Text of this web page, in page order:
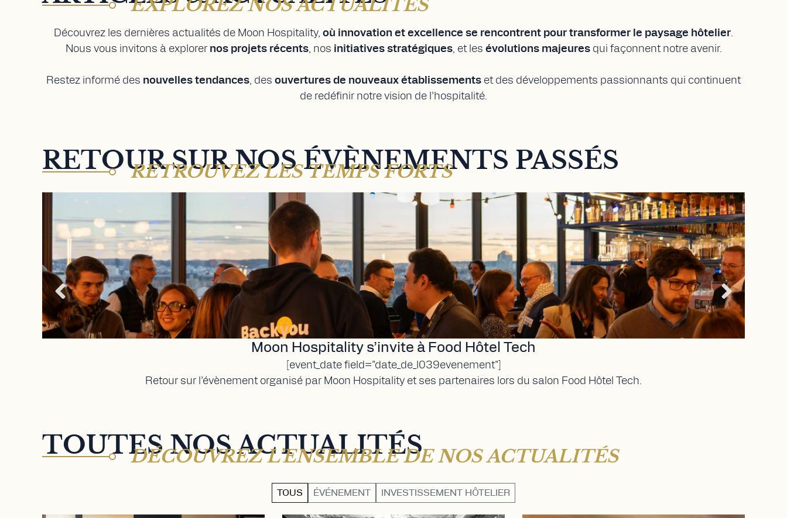
EXPLOREZ NOS ACTUALITÉS
Découvrez les dernières actualités de Moon Hospitality, où innovation et excellence se rencontrent pour transformer le paysage hôtelier.
Nous vous invitons à explorer nos projets récents, nos initiatives stratégiques, et les évolutions majeuresqui façonnent notre avenir.
Restez informé des nouvelles tendances, des ouvertures de nouveaux établissements et des développements passionnants qui continuent
de redéfinir notre vision de l’hospitalité.
RETOUR SUR NOS ÉVÈNEMENTS PASSÉS
RETROUVEZ LES TEMPS FORTS
Moon Hospitality s’invite à Food Hôtel Tech
[event_date field="date_de_l039evenement"]
Retour sur l’évènement organisé par Moon Hospitality et ses partenaires lors du salon Food Hôtel Tech.
TOUTES NOS ACTUALITÉS
DÉCOUVREZ L’ENSEMBLE DE NOS ACTUALITÉS
ÉVÉNEMENT INVESTISSEMENT HÔTELIER
TOUS